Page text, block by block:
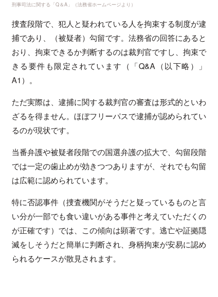
刑事司法に関する「Q＆A」（法務省ホームページより）
捜査段階で、犯人と疑われている人を拘束する制度が逮
捕であり、（被疑者）勾留です。法務省の回答にあると
おり、拘束できるか判断するのは裁判官ですし、拘束で
きる要件も限定されています（「Q&A（以下略）」
A1）。
ただ実際は、逮捕に関する裁判官の審査は形式的といわ
ざるを得ません。ほぼフリーパスで逮捕が認められてい
るのが現状です。
当番弁護や被疑者段階での国選弁護の拡大で、勾留段階
では一定の歯止めが効きつつありますが、それでも勾留
は広範に認められています。
特に否認事件（捜査機関がそうだと疑っているものと言
い分が一部でも食い違いがある事件と考えていただくの
が正確です）では、この傾向は顕著です。逃亡や証拠隠
滅をしそうだと簡単に判断され、身柄拘束が安易に認め
られるケースが散見されます。